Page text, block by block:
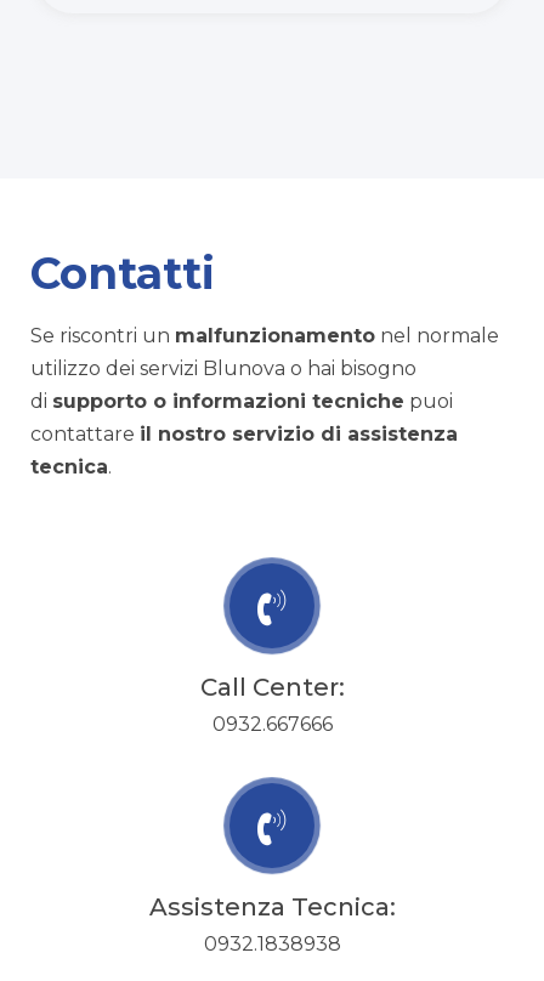
Contatti
Se riscontri un malfunzionamento nel normale
utilizzo dei servizi Blunova o hai bisogno
di supporto o informazioni tecniche puoi
contattare il nostro servizio di assistenza
tecnica.
Call Center:
0932.667666
Assistenza Tecnica:
0932.1838938